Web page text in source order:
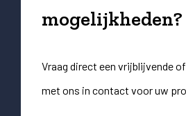
mogelijkheden?
Vraag direct een vrijblijvende
met ons in contact voor uw